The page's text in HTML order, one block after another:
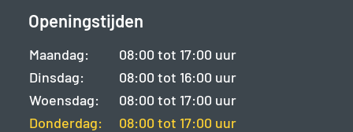
Openingstijden
Maandag:
08:00 tot 17:00 uur
Dinsdag:
08:00 tot 16:00 uur
Woensdag:
08:00 tot 17:00 uur
Donderdag:
08:00 tot 17:00 uur